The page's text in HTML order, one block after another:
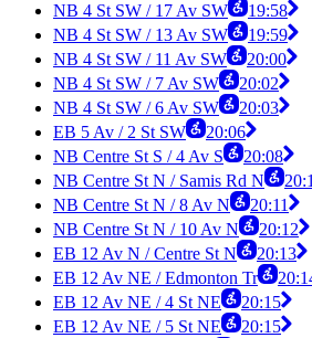
NB 4 St SW / 17 Av SW
19:58
NB 4 St SW / 13 Av SW
19:59
NB 4 St SW / 11 Av SW
20:00
NB 4 St SW / 7 Av SW
20:02
NB 4 St SW / 6 Av SW
20:03
EB 5 Av / 2 St SW
20:06
NB Centre St S / 4 Av S
20:08
NB Centre St N / Samis Rd N
NB Centre St N / 8 Av N
20:11
NB Centre St N / 10 Av N
20:12
EB 12 Av N / Centre St N
20:13
EB 12 Av NE / Edmonton Tr
EB 12 Av NE / 4 St NE
20:15
EB 12 Av NE / 5 St NE
20:15